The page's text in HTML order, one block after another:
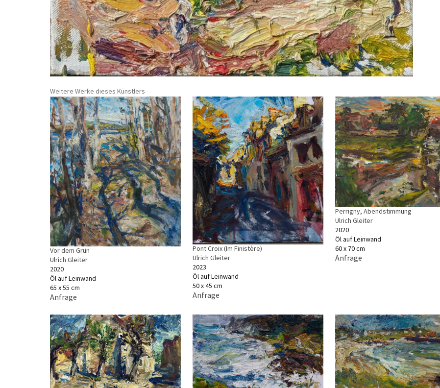
Weitere Werke dieses Künstlers
Vor dem Grün
Ulrich Gleiter
2020
Öl auf Leinwand
65 x 55 cm
Anfrage
Pont Croix (Im Finistère)
Ulrich Gleiter
2023
Öl auf Leinwand
50 x 45 cm
Anfrage
Perrigny, Abendstimmung
Ulrich Gleiter
2020
Öl auf Leinwand
60 x 70 cm
Anfrage